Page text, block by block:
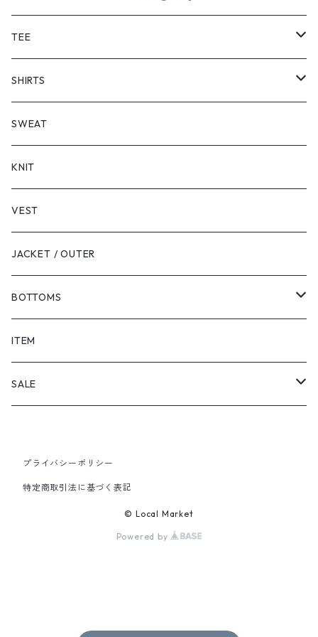
TEE
SHORT SLEEVE
LONG SLEEVE
SHIRTS
SHORT SLEEVE
LONG SLEEVE
SWEAT
KNIT
VEST
JACKET / OUTER
BOTTOMS
SHORTS
PANTS
ITEM
SALE
PANTS
プライバシーポリシー
特定商取引法に基づく表記
© Local Market
Powered by